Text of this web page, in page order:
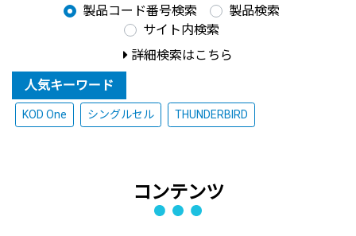
製品コード番号検索
製品検索
サイト内検索
詳細検索はこちら
人気キーワード
KOD One シングルセル THUNDERBIRD
コンテンツ